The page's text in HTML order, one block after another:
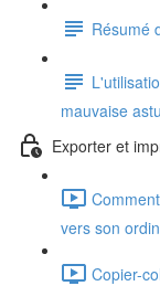
Résumé
mauvaise
Exporter et
vers son
Copier-